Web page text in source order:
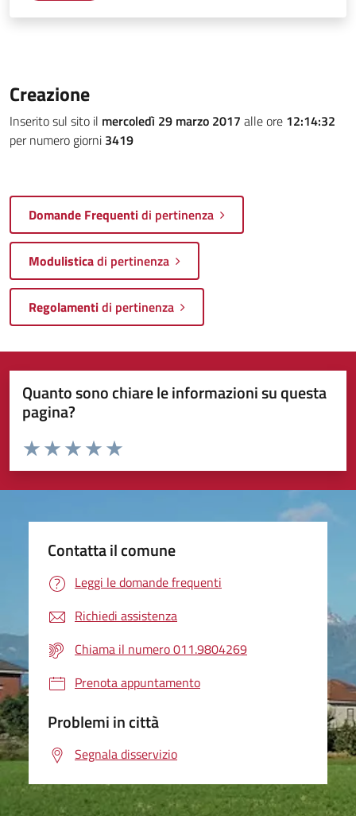
Creazione
Inserito sul sito il mercoledì 29 marzo 2017 alle ore 12:14:32
per numero giorni 3419
Domande Frequentidi pertinenza
Modulisticadi pertinenza
Regolamentidi pertinenza
Quanto sono chiare le informazioni su questa
pagina?
Valuta da 1 a 5 stelle la pagina
Valuta 5 stelle su 5
Valuta 4 stelle su 5
Valuta 3 stelle su 5
Valuta 2 stelle su 5
Valuta 1 stelle su 5
Contatta il comune
Leggi le domande frequenti
Richiedi assistenza
Chiama il numero 011.9804269
Prenota appuntamento
Problemi in città
Segnala disservizio